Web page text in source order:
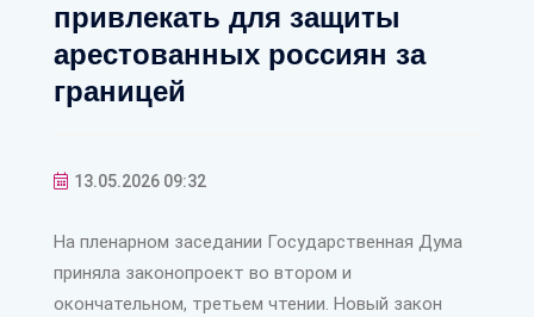
привлекать для защиты
арестованных россиян за
границей
13.05.2026 09:32
На пленарном заседании Государственная Дума
приняла законопроект во втором и
окончательном, третьем чтении. Новый закон